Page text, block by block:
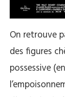
On retrouve
des figures
possessive